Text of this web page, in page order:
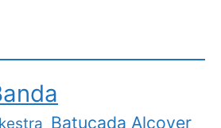
Batucada Alcover